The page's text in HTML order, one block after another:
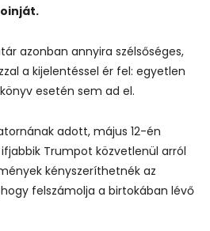
azonban annyira szélsőséges,
a kijelentéssel ér fel: egyetlen
esetén sem ad el.
adott, május 12-én
Trumpot közvetlenül arról
kényszeríthetnék az
felszámolja a birtokában lévő